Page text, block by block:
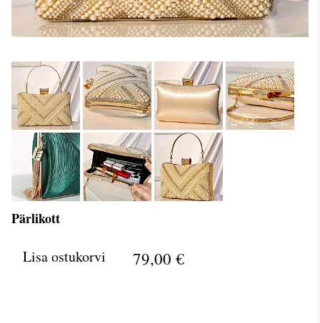
Pärlikott
Lisa ostukorvi 79,00 €